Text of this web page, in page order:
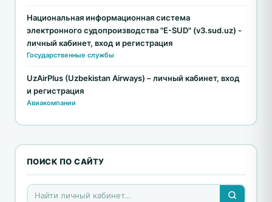
Национальная информационная система
электронного судопроизводства "E-SUD" (v3.sud.uz) -
личный кабинет, вход и регистрация
Государственные службы
UzAirPlus (Uzbekistan Airways) – личный кабинет, вход
и регистрация
Авиакомпании
ПОИСК ПО САЙТУ